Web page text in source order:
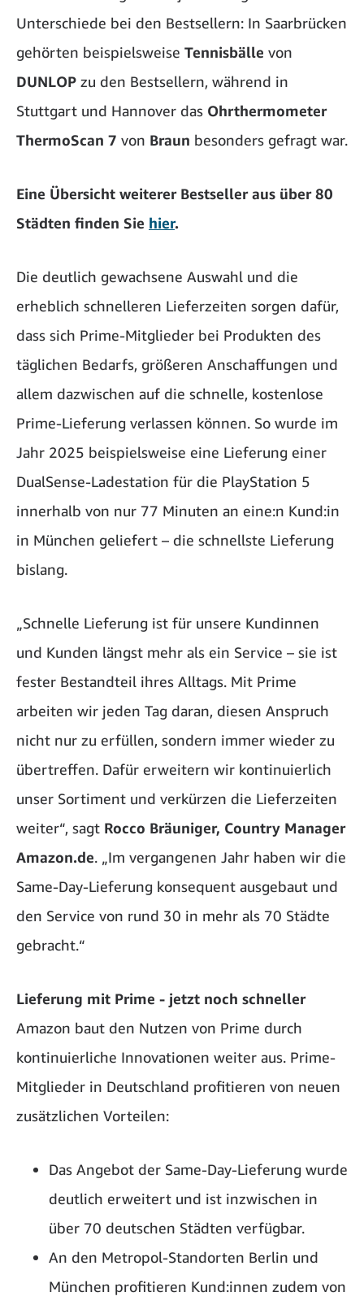
Unterschiede bei den Bestsellern: In Saarbrücken
gehörten beispielsweise Tennisbälle von
DUNLOP zu den Bestsellern, während in
Stuttgart und Hannover das Ohrthermometer
ThermoScan 7 von Braun besonders gefragt war.
Eine Übersicht weiterer Bestseller aus über 80
Städten finden Sie hier.
Die deutlich gewachsene Auswahl und die
erheblich schnelleren Lieferzeiten sorgen dafür,
dass sich Prime-Mitglieder bei Produkten des
täglichen Bedarfs, größeren Anschaffungen und
allem dazwischen auf die schnelle, kostenlose
Prime-Lieferung verlassen können. So wurde im
Jahr 2025 beispielsweise eine Lieferung einer
DualSense-Ladestation für die PlayStation 5
innerhalb von nur 77 Minuten an eine:n Kund:in
in München geliefert – die schnellste Lieferung
bislang.
„Schnelle Lieferung ist für unsere Kundinnen
und Kunden längst mehr als ein Service – sie ist
fester Bestandteil ihres Alltags. Mit Prime
arbeiten wir jeden Tag daran, diesen Anspruch
nicht nur zu erfüllen, sondern immer wieder zu
übertreffen. Dafür erweitern wir kontinuierlich
unser Sortiment und verkürzen die Lieferzeiten
weiter“, sagt Rocco Bräuniger, Country Manager
Amazon.de. „Im vergangenen Jahr haben wir die
Same-Day-Lieferung konsequent ausgebaut und
den Service von rund 30 in mehr als 70 Städte
gebracht.“
Lieferung mit Prime - jetzt noch schneller
Amazon baut den Nutzen von Prime durch
kontinuierliche Innovationen weiter aus. Prime-
Mitglieder in Deutschland profitieren von neuen
zusätzlichen Vorteilen:
Das Angebot der Same-Day-Lieferung wurde
deutlich erweitert und ist inzwischen in
über 70 deutschen Städten verfügbar.
An den Metropol-Standorten Berlin und
München profitieren Kund:innen zudem von